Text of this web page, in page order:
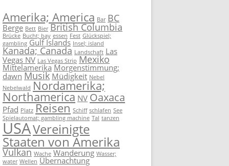
Amerika; America Bar BC
Berge Bett Bier British Columbia
Brücke Bucht; bay essen Fest Glückspiel;
gambling Gulf Islands Insel; island
Kanada; Canada Landschaft Las
Vegas NV Las Vegas Strip Mexiko
Mittelamerika Morgenstimmung;
dawn Musik Müdigkeit Nebel
Nebelwald Nordamerika;
Northamerica NV Oaxaca
Pfad Platz Reisen Schiff schlafen See
Spielautomat; gambling machine Tal tanzen
USAVereinigte
Staaten von Amerika
Vulkan Wache Wanderung Wasser;
water Wellen Übernachtung